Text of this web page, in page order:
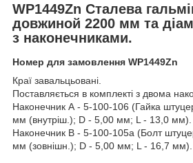
WP1449Zn Сталева
довжиной 2200 мм та
з наконечниками.
Номер для замовлення WP1449Zn
Краї завальцьовані.
Поставляється в комплекті з двома
Наконечник А - 5-100-106 (Гайка
мм (внутріш.); D - 5,00 мм; L - 13,0 мм).
Наконечник В - 5-100-105а (Болт
мм (зовнішн.); D - 5,00 мм; L - 16,7 мм).